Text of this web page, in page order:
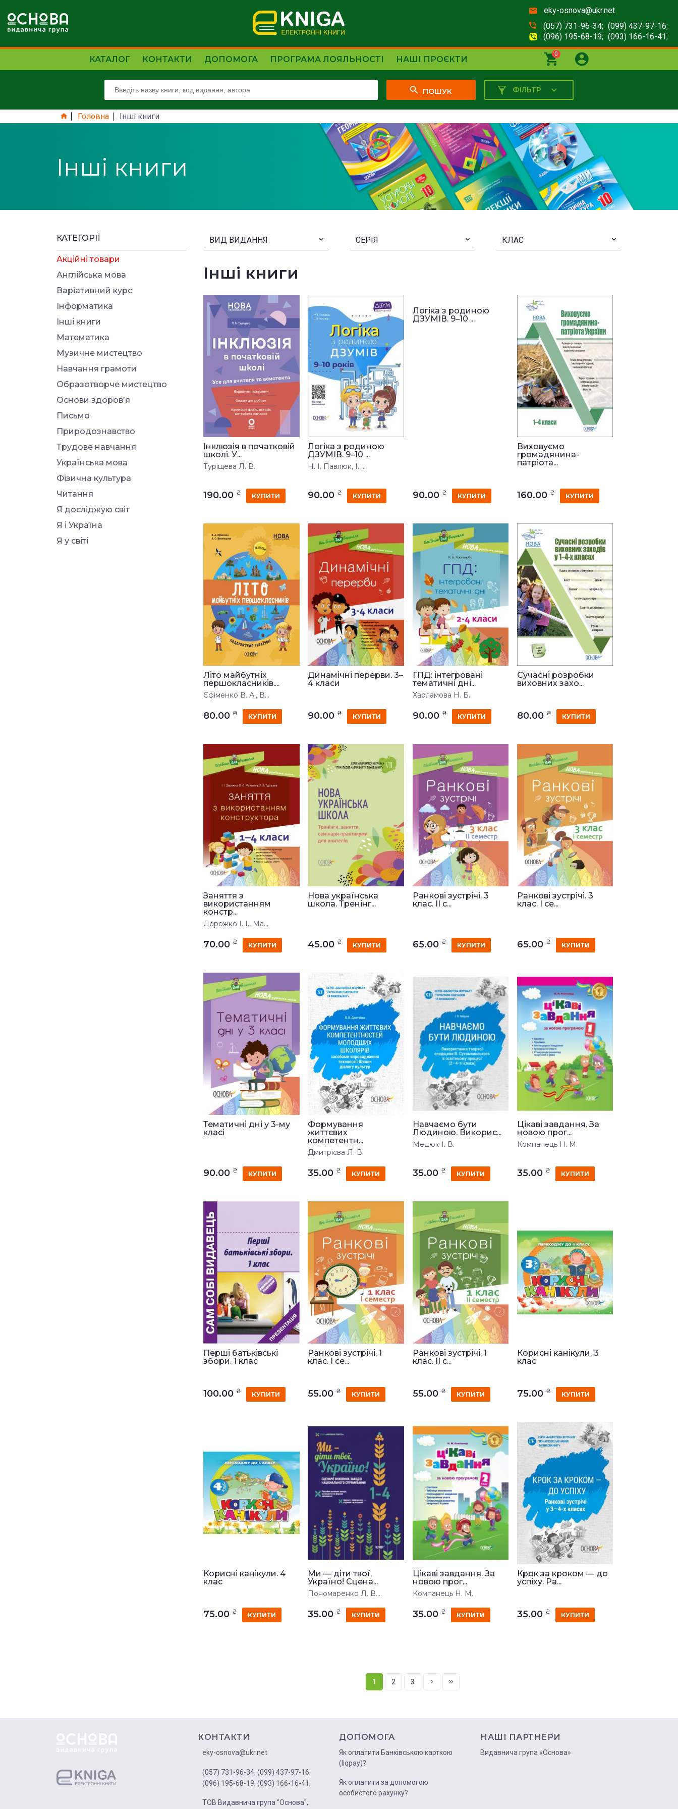
eky-osnova@ukr.net
(057) 731-96-34; (099) 437-97-16;
(096) 195-68-19; (093) 166-16-41;
КАТАЛОГ КОНТАКТИ ДОПОМОГА ПРОГРАМА ЛОЯЛЬНОСТІ НАШІ ПРОЄКТИ
0
ПОШУК ФІЛЬТР
Головна Інші книги
Інші книги
КАТЕГОРІЇ
Акційні товари
Англійська мова
Варіативний курс
Інформатика
Інші книги
Математика
Музичне мистецтво
Навчання грамоти
Образотворче мистецтво
Основи здоров'я
Письмо
Природознавство
Трудове навчання
Українська мова
Фізична культура
Читання
Я досліджую світ
Я і Україна
Я у світі
ВИД ВИДАННЯ ▾ СЕРІЯ ▾ КЛАС ▾
Інші книги
Інклюзія в початковій
школі. У...
Туріщева Л. В.
190.00 ₴ КУПИТИ
Логіка з родиною
ДЗУМІВ. 9–10 ...
Н. І. Павлюк, І. ...
90.00 ₴ КУПИТИ
Логіка з родиною
ДЗУМІВ. 9–10 ...
90.00 ₴ КУПИТИ
Виховуємо
громадянина-
патріота...
160.00 ₴ КУПИТИ
Літо майбутніх
першокласників....
Єфіменко В. А., В...
80.00 ₴ КУПИТИ
Динамічні перерви. 3–
4 класи
90.00 ₴ КУПИТИ
ГПД: інтегровані
тематичні дні...
Харламова Н. Б.
90.00 ₴ КУПИТИ
Сучасні розробки
виховних захо...
80.00 ₴ КУПИТИ
Заняття з
використанням
констр...
Дорожко І. І., Ма...
70.00 ₴ КУПИТИ
Нова українська
школа. Тренінг...
45.00 ₴ КУПИТИ
Ранкові зустрічі. 3
клас. II с...
65.00 ₴ КУПИТИ
Ранкові зустрічі. 3
клас. I се...
65.00 ₴ КУПИТИ
Тематичні дні у 3-му
класі
90.00 ₴ КУПИТИ
Формування
життєвих
компетентн...
Дмитрієва Л. В.
35.00 ₴ КУПИТИ
Навчаємо бути
Людиною. Викорис...
Медюк І. В.
35.00 ₴ КУПИТИ
Цікаві завдання. За
новою прог...
Компанець Н. М.
35.00 ₴ КУПИТИ
Перші батьківські
збори. 1 клас
100.00 ₴ КУПИТИ
Ранкові зустрічі. 1
клас. I се...
55.00 ₴ КУПИТИ
Ранкові зустрічі. 1
клас. II с...
55.00 ₴ КУПИТИ
Корисні канікули. 3
клас
75.00 ₴ КУПИТИ
Корисні канікули. 4
клас
75.00 ₴ КУПИТИ
Ми — діти твої,
Україно! Сцена...
Пономаренко Л. В....
35.00 ₴ КУПИТИ
Цікаві завдання. За
новою прог...
Компанець Н. М.
35.00 ₴ КУПИТИ
Крок за кроком — до
успіху. Ра...
35.00 ₴ КУПИТИ
1 2 3
КОНТАКТИ
eky-osnova@ukr.net
(057) 731-96-34; (099) 437-97-16;
(096) 195-68-19; (093) 166-16-41;
ТОВ Видавнича група "Основа",
ДОПОМОГА
Як оплатити Банківською карткою
(liqpay)?
Як оплатити за допомогою
особистого рахунку?
НАШІ ПАРТНЕРИ
Видавнича група «Основа»